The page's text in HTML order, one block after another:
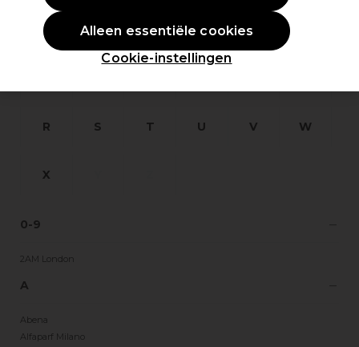
F G H I J
R S T U V W
X
0-9
2AM London
A
Abena
Alfaparf Milano
Cookie-instellingen
Alleen essentiële cookies